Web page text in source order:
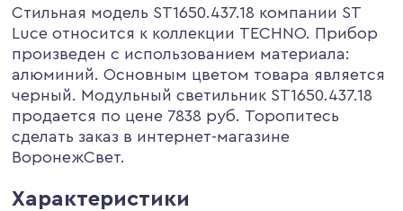
Стильная модель ST1650.437.18 компании ST
Luce относится к коллекции TECHNO. Прибор
произведен с использованием материала:
алюминий. Основным цветом товара является
черный. Модульный светильник ST1650.437.18
продается по цене 7838 руб. Торопитесь
сделать заказ в интернет-магазине
ВоронежСвет.
Характеристики